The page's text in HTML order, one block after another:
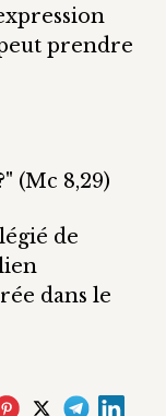
prendre
(Mc 8,29)
de
dans le